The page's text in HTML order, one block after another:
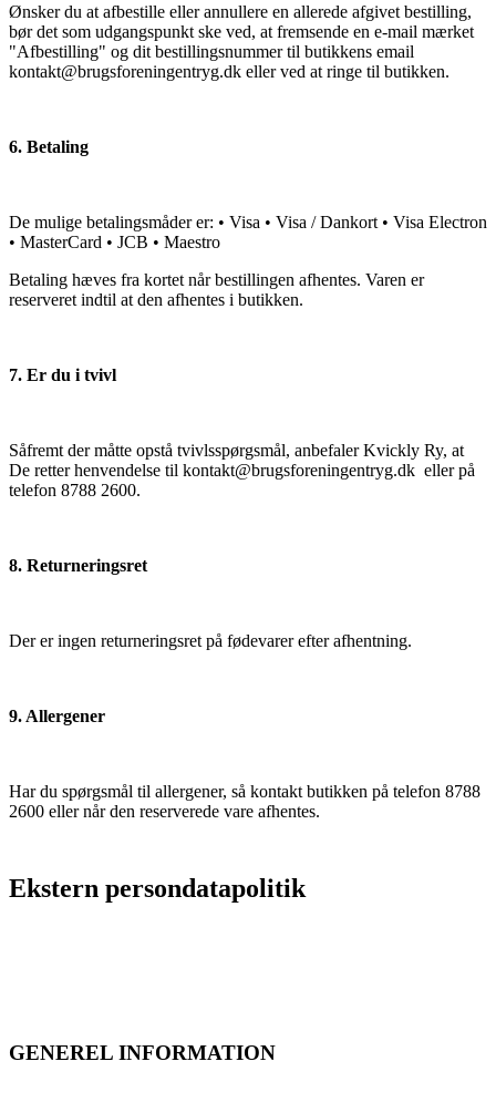
Ønsker du at afbestille eller annullere en allerede afgivet bestilling,
bør det som udgangspunkt ske ved, at fremsende en e-mail mærket
"Afbestilling" og dit bestillingsnummer til butikkens email
kontakt@brugsforeningentryg.dk eller ved at ringe til butikken.
6. Betaling
De mulige betalingsmåder er: • Visa • Visa / Dankort • Visa Electron
• MasterCard • JCB • Maestro
Betaling hæves fra kortet når bestillingen afhentes. Varen er
reserveret indtil at den afhentes i butikken.
7. Er du i tvivl
Såfremt der måtte opstå tvivlsspørgsmål, anbefaler Kvickly Ry, at
De retter henvendelse til kontakt@brugsforeningentryg.dk eller på
telefon 8788 2600.
8. Returneringsret
Der er ingen returneringsret på fødevarer efter afhentning.
9. Allergener
Har du spørgsmål til allergener, så kontakt butikken på telefon 8788
2600 eller når den reserverede vare afhentes.
Ekstern persondatapolitik
GENEREL INFORMATION